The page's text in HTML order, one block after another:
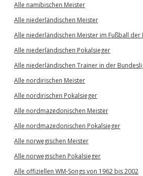
Alle namibischen Meister
Alle niederländischen Meister
Alle niederländischen Meister im Fußball der
Alle niederländischen Pokalsieger
Alle niederländischen Trainer in der
Alle nordirischen Meister
Alle nordirischen Pokalsieger
Alle nordmazedonischen Meister
Alle nordmazedonischen Pokalsieger
Alle norwegischen Meister
Alle norwegischen Pokalsieger
Alle offiziellen WM-Songs von 1962 bis 2002